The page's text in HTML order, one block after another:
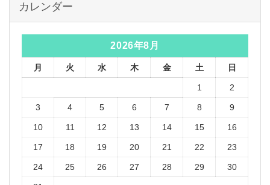
カレンダー
2026年8月
月 火 水 木 金 土 日
1 2
3 4 5 6 7 8 9
10 11 12 13 14 15 16
17 18 19 20 21 22 23
24 25 26 27 28 29 30